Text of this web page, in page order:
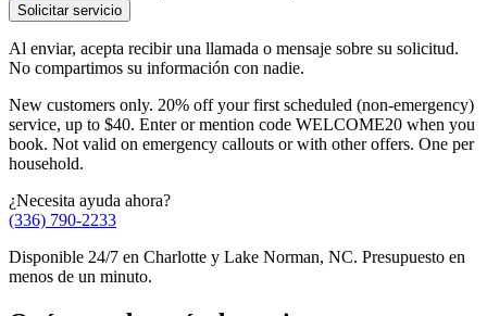
Solicitar servicio
Al enviar, acepta recibir una llamada o mensaje sobre su solicitud.
No compartimos su información con nadie.
New customers only. 20% off your first scheduled (non-emergency)
service, up to $40. Enter or mention code WELCOME20 when you
book. Not valid on emergency callouts or with other offers. One per
household.
¿Necesita ayuda ahora?
(336) 790-2233
Disponible 24/7 en Charlotte y Lake Norman, NC. Presupuesto en
menos de un minuto.